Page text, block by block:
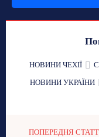
НОВИНИ ЧЕХІЇ
НОВИНИ УКРАЇНИ
ПОПЕРЕДНЯ